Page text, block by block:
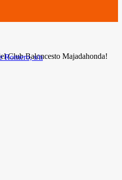
Club Baloncesto Majadahonda!
Romero, s/n